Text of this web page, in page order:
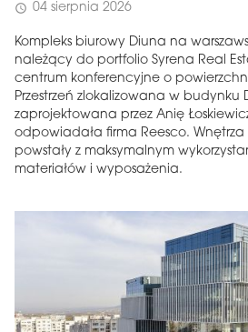
schedule 04 sierpnia 2026
Kompleks biurowy Diuna na
należący do portfolio Syrena Real
centrum konferencyjne o
Przestrzeń zlokalizowana w budynku
zaprojektowana przez Anię
odpowiadała firma Reesco. Wnętrza
powstały z maksymalnym
materiałów i wyposażenia.